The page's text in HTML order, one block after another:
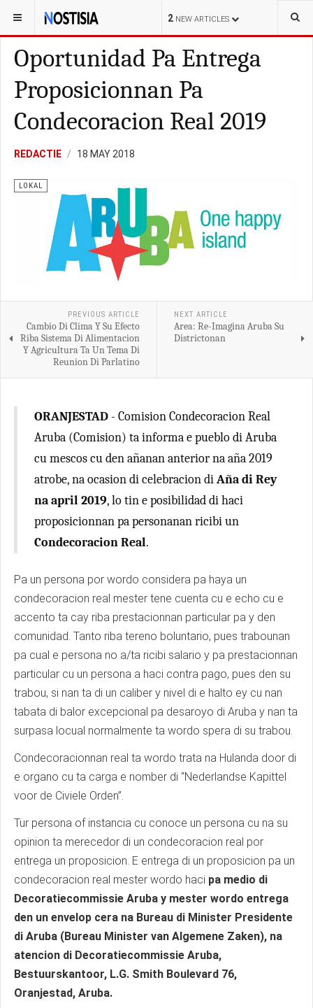
2 NEW ARTICLES
YOU ARE HERE: ARUBA KORTE-POLISIAL
Oportunidad Pa Entrega
Proposicionnan Pa
Condecoracion Real 2019
REDACTIE 18 MAY 2018
LOKAL
PREVIOUS ARTICLE
Cambio Di Clima Y Su Efecto
Riba Sistema Di Alimentacion
Y Agricultura Ta Un Tema Di
Reunion Di Parlatino
NEXT ARTICLE
Area: Re-Imagina Aruba Su
Districtonan
ORANJESTAD - Comision Condecoracion Real
Aruba (Comision) ta informa e pueblo di Aruba
cu mescos cu den añanan anterior na aña 2019
atrobe, na ocasion di celebracion diAña di Rey
na april 2019, lo tin e posibilidad di haci
proposicionnan pa personanan ricibi un
Condecoracion Real.
Pa un persona por wordo considera pa haya un
condecoracion real mester tene cuenta cu e echo cu e
accento ta cay riba prestacionnan particular pa y den
comunidad. Tanto riba tereno boluntario, pues trabounan
pa cual e persona no a/ta ricibi salario y pa prestacionnan
particular cu un persona a haci contra pago, pues den su
trabou, si nan ta di un caliber y nivel di e halto ey cu nan
tabata di balor excepcional pa desaroyo di Aruba y nan ta
surpasa locual normalmente ta wordo spera di su trabou.
Condecoracionnan real ta wordo trata na Hulanda door di
e organo cu ta carga e nomber di “Nederlandse Kapittel
voor de Civiele Orden”.
Tur persona of instancia cu conoce un persona cu na su
opinion ta merecedor di un condecoracion real por
entrega un proposicion. E entrega di un proposicion pa un
condecoracion real mester wordo haci pa medio di
Decoratiecommissie Aruba y mester wordo entrega
den un envelop cera na Bureau di Minister Presidente
di Aruba (Bureau Minister van Algemene Zaken), na
atencion di Decoratiecommissie Aruba,
Bestuurskantoor, L.G. Smith Boulevard 76,
Oranjestad, Aruba.